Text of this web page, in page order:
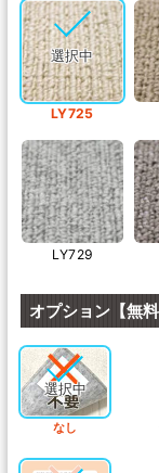
LY725
LY729
オプション【無料
なし